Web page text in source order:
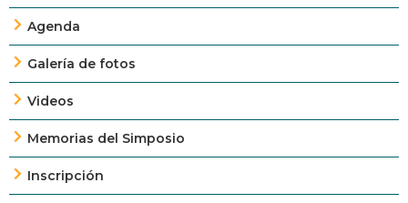
Agenda
Galería de fotos
Videos
Memorias del Simposio
Inscripción